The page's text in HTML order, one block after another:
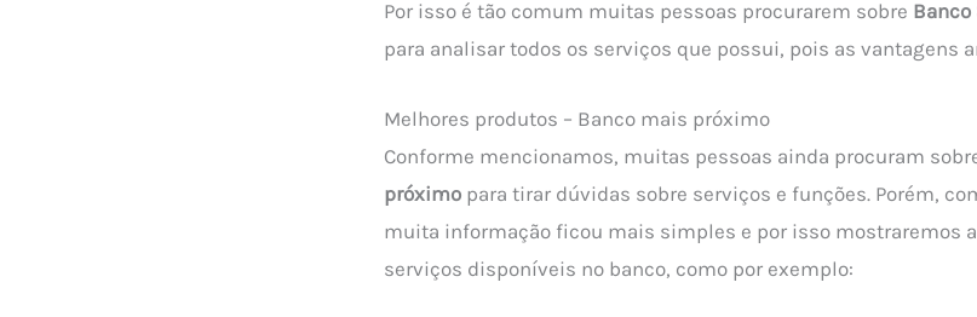
Por isso é tão comum muitas pessoas procurarem sobre
para analisar todos os serviços que possui, pois as vantagens
Melhores produtos – Banco mais próximo
Conforme mencionamos, muitas pessoas ainda procuram
próximo para tirar dúvidas sobre serviços e funções. Porém,
muita informação ficou mais simples e por isso mostraremos
serviços disponíveis no banco, como por exemplo: